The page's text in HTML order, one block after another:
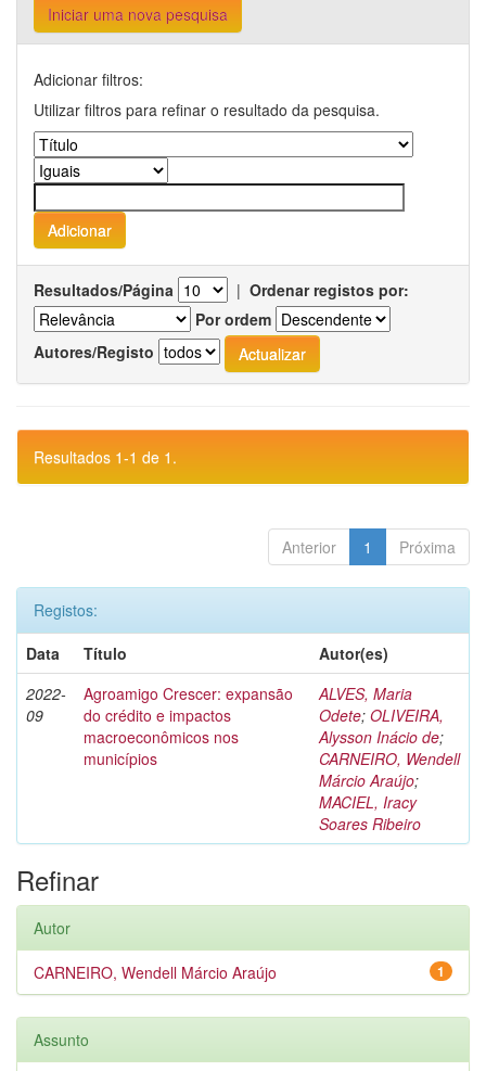
Iniciar uma nova pesquisa
Adicionar filtros:
Utilizar filtros para refinar o resultado da pesquisa.
Resultados/Página | Ordenar registos por:
Por ordem
Autores/Registo
Resultados 1-1 de 1.
Anterior 1 Próxima
Registos:
Data
Título
Autor(es)
2022-
09
Agroamigo Crescer: expansão
do crédito e impactos
macroeconômicos nos
municípios
ALVES, Maria
Odete; OLIVEIRA,
Alysson Inácio de;
CARNEIRO, Wendell
Márcio Araújo;
MACIEL, Iracy
Soares Ribeiro
Refinar
Autor
1
CARNEIRO, Wendell Márcio Araújo
Assunto